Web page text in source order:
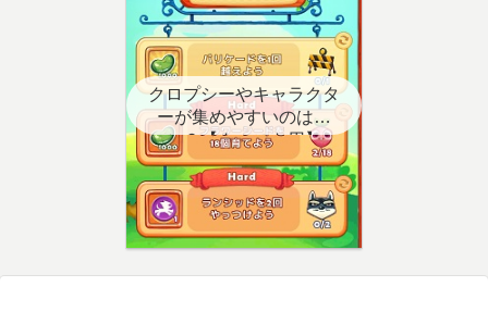
クロプシーやキャラクタ
ーが集めやすいのはど
こ？【クエスト用】